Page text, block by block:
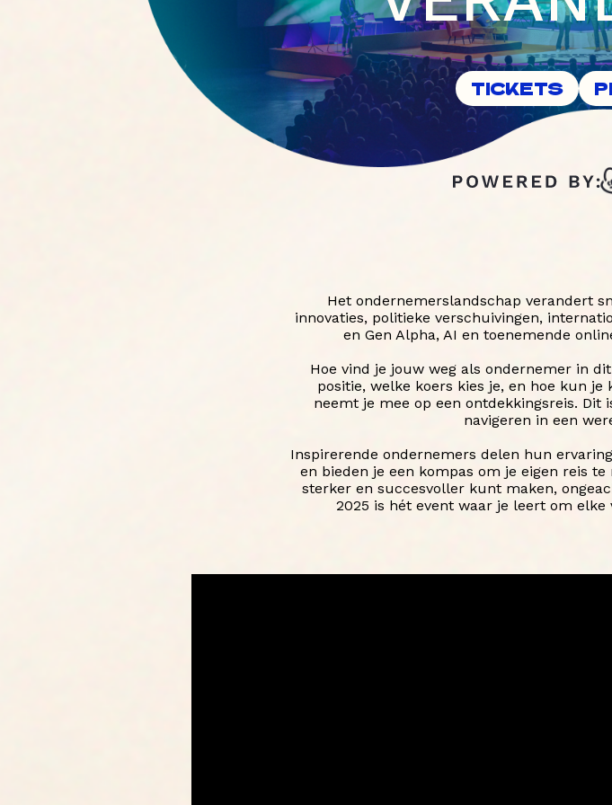
TICKETS
Het ondernemerslandschap verandert
innovaties, politieke verschuivingen,
en Gen Alpha, AI en toenemende
Hoe vind je jouw weg als ondernemer in
positie, welke koers kies je, en hoe kun je
neemt je mee op een ontdekkingsreis.
navigeren in een
Inspirerende ondernemers delen hun
en bieden je een kompas om je eigen reis
sterker en succesvoller kunt maken,
2025 is hét event waar je leert om